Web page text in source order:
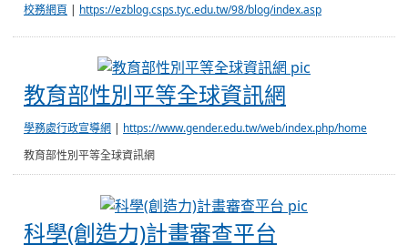
校務網頁 | https://ezblog.csps.tyc.edu.tw/98/blog/index.asp
教育部性別平等全球資訊網
學務處行政宣導網 | https://www.gender.edu.tw/web/index.php/home
教育部性別平等全球資訊網
科學(創造力)計畫審查平台